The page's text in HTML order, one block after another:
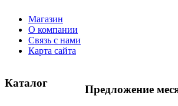
Магазин
О компании
Связь с нами
Карта сайта
Каталог
Предложение